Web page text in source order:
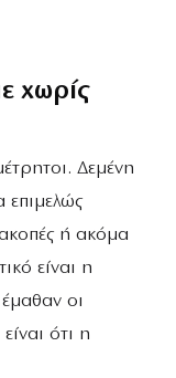
χωρίς
Δεμένη
ή ακόμα
είναι η
οι
ότι η